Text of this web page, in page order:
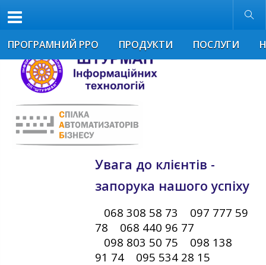
Розмір шрифта Звичайна версія
Увага до клієнтів -
запорука нашого успіху
068 308 58 73 097 777 59
78 068 440 96 77
098 803 50 75 098 138
91 74 095 534 28 15
ПРОГРАМНИЙ РРО ПРОДУКТИ ПОСЛУГИ